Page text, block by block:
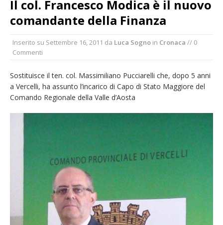
Dopo caldo e incendi, il maltempo estremo:
nell’Alto Novarese si contano i danni del
Estate di sagre anche per i mezzi storici della
Pro vs Saluzzo, amichevole di buon riscontro
Piscina ex Enal non balneabile dopo i controlli
dell’Asl. Il Comune: «Misura precauzionale e
provvisoria»
dell’arcivescovo mons. Marco Arnolfo
Il col. Francesco Modica è il nuovo
comandante della Finanza
Inserito su Settembre 16, 2011 da Luca Sogno in Cronaca // 0
Commenti
Sostituisce il ten. col. Massimiliano Pucciarelli che, dopo 5 anni
a Vercelli, ha assunto l’incarico di Capo di Stato Maggiore del
Comando Regionale della Valle d’Aosta